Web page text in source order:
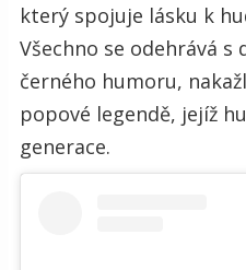
který spojuje lásku k
Všechno se odehrává s
černého humoru,
popové legendě, jejíž
generace.